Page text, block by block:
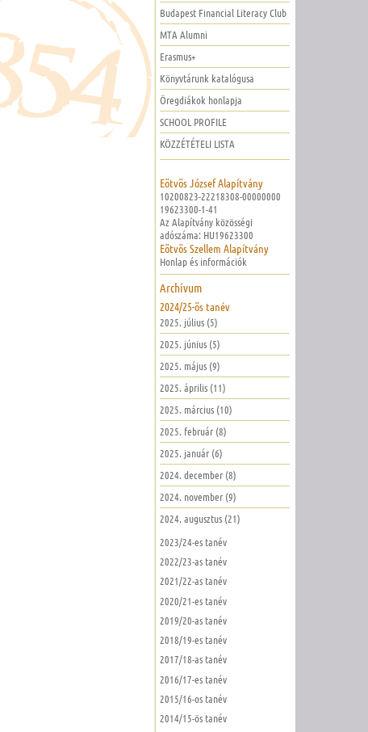
Budapest Financial Literacy Club
MTA Alumni
Erasmus+
Könyvtárunk katalógusa
Öregdiákok honlapja
SCHOOL PROFILE
KÖZZÉTÉTELI LISTA
Eötvös József Alapítvány
10200823-22218308-00000000
19623300-1-41
Az Alapítvány közösségi
adószáma: HU19623300
Eötvös Szellem Alapítvány
Honlap és információk
Archívum
2024/25-ös tanév
2025. július (5)
2025. június (5)
2025. május (9)
2025. április (11)
2025. március (10)
2025. február (8)
2025. január (6)
2024. december (8)
2024. november (9)
2024. augusztus (21)
2023/24-es tanév
2022/23-as tanév
2021/22-as tanév
2020/21-es tanév
2019/20-as tanév
2018/19-es tanév
2017/18-as tanév
2016/17-es tanév
2015/16-os tanév
2014/15-ös tanév